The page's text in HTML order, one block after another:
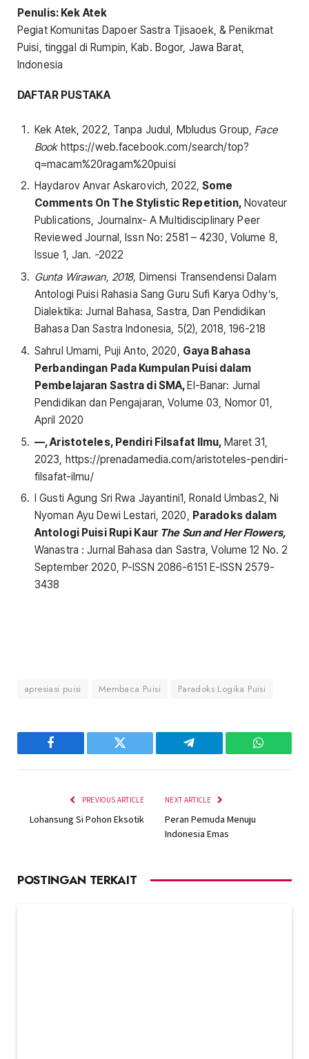
Penulis: Kek Atek
Pegiat Komunitas Dapoer Sastra Tjisaoek, & Penikmat
Puisi, tinggal di Rumpin, Kab. Bogor, Jawa Barat,
Indonesia
DAFTAR PUSTAKA
Kek Atek, 2022, Tanpa Judul, Mbludus Group, Face
Book https://web.facebook.com/search/top?
q=macam%20ragam%20puisi
Haydarov Anvar Askarovich, 2022,Some
Comments On The Stylistic Repetition, Novateur
Publications, Journalnx- A Multidisciplinary Peer
Reviewed Journal, Issn No: 2581 – 4230, Volume 8,
Issue 1, Jan. -2022
Gunta Wirawan, 2018, Dimensi Transendensi Dalam
Antologi Puisi Rahasia Sang Guru Sufi Karya Odhy’s,
Dialektika: Jurnal Bahasa, Sastra, Dan Pendidikan
Bahasa Dan Sastra Indonesia, 5(2), 2018, 196-218
Sahrul Umami, Puji Anto, 2020, Gaya Bahasa
Perbandingan Pada Kumpulan Puisi dalam
Pembelajaran Sastra di SMA,El-Banar: Jurnal
Pendidikan dan Pengajaran, Volume 03, Nomor 01,
April 2020
—, Aristoteles, Pendiri Filsafat Ilmu, Maret 31,
2023, https://prenadamedia.com/aristoteles-pendiri-
filsafat-ilmu/
I Gusti Agung Sri Rwa Jayantini1, Ronald Umbas2, Ni
Nyoman Ayu Dewi Lestari, 2020, Paradoks dalam
Antologi Puisi Rupi Kaur The Sun and Her Flowers,
Wanastra : Jurnal Bahasa dan Sastra, Volume 12 No. 2
September 2020, P-ISSN 2086-6151 E-ISSN 2579-
3438
apresiasi puisi Membaca Puisi Paradoks Logika Puisi
Facebook Twitter Telegram
PREVIOUS ARTICLE
Lohansung Si Pohon Eksotik
NEXT ARTICLE
Peran Pemuda Menuju
Indonesia Emas
POSTINGAN TERKAIT